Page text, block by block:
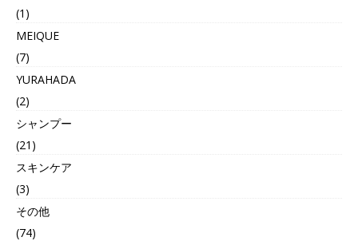
(1)
MEIQUE
(7)
YURAHADA
(2)
シャンプー
(21)
スキンケア
(3)
その他
(74)